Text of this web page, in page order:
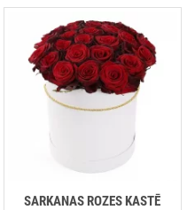
SARKANAS ROZES KASTĒ